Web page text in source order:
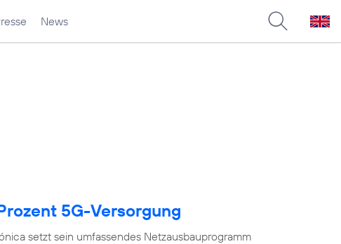
News
5G-Versorgung
setzt sein umfassendes Netzausbauprogramm